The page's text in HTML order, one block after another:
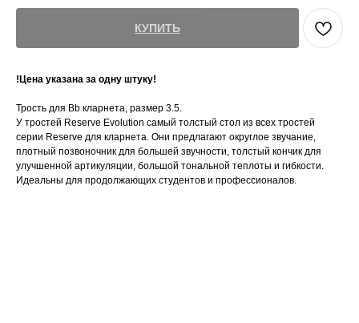
КУПИТЬ
!Цена указана за одну штуку!
Трость для Bb кларнета, размер 3.5.
У тростей Reserve Evolution самый толстый стол из всех тростей
серии Reserve для кларнета. Они предлагают округлое звучание,
плотный позвоночник для большей звучности, толстый кончик для
улучшенной артикуляции, большой тональной теплоты и гибкости.
Идеальны для продолжающих студентов и профессионалов.